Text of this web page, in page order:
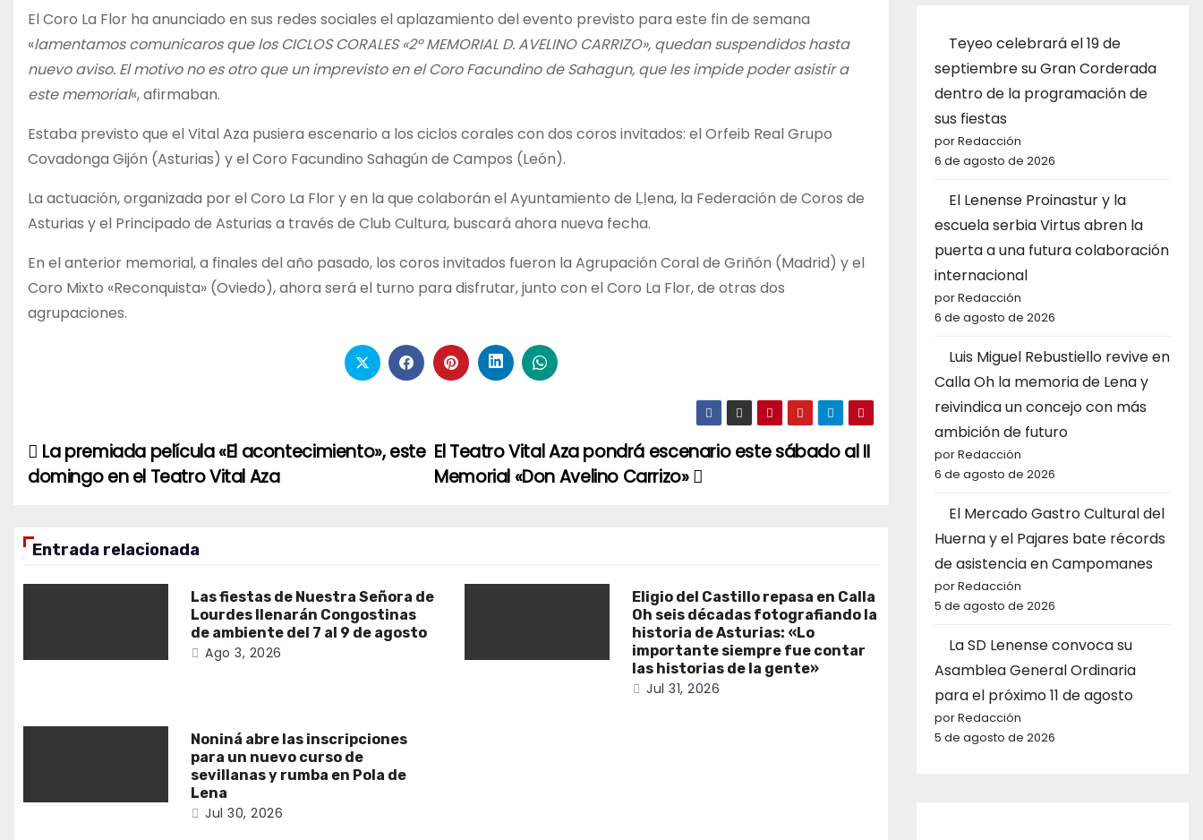
El Coro La Flor ha anunciado en sus redes sociales el aplazamiento del evento previsto para este fin de semana
«lamentamos comunicaros que los CICLOS CORALES «2º MEMORIAL D. AVELINO CARRIZO», quedan suspendidos hasta
nuevo aviso. El motivo no es otro que un imprevisto en el Coro Facundino de Sahagun, que les impide poder asistir a
este memorial«, afirmaban.
Estaba previsto que el Vital Aza pusiera escenario a los ciclos corales con dos coros invitados: el Orfeib Real Grupo
Covadonga Gijón (Asturias) y el Coro Facundino Sahagún de Campos (León).
La actuación, organizada por el Coro La Flor y en la que colaborán el Ayuntamiento de Ḷḷena, la Federación de Coros de
Asturias y el Principado de Asturias a través de Club Cultura, buscará ahora nueva fecha.
En el anterior memorial, a finales del año pasado, los coros invitados fueron la Agrupación Coral de Griñón (Madrid) y el
Coro Mixto «Reconquista» (Oviedo), ahora será el turno para disfrutar, junto con el Coro La Flor, de otras dos
agrupaciones.
Navegación
de
entradas
El Teatro Vital Aza pondrá escenario este sábado al II
Memorial «Don Avelino Carrizo»
La premiada película «El acontecimiento», este
domingo en el Teatro Vital Aza
Entrada relacionada
Las fiestas de Nuestra Señora de
Lourdes llenarán Congostinas
de ambiente del 7 al 9 de agosto
Ago 3, 2026
Eligio del Castillo repasa en Calla
Oh seis décadas fotografiando la
historia de Asturias: «Lo
importante siempre fue contar
las historias de la gente»
Jul 31, 2026
Noniná abre las inscripciones
para un nuevo curso de
sevillanas y rumba en Pola de
Lena
Jul 30, 2026
Teyeo celebrará el 19 de
septiembre su Gran Corderada
dentro de la programación de
sus fiestas
por Redacción
6 de agosto de 2026
El Lenense Proinastur y la
escuela serbia Virtus abren la
puerta a una futura colaboración
internacional
por Redacción
6 de agosto de 2026
Luis Miguel Rebustiello revive en
Calla Oh la memoria de Lena y
reivindica un concejo con más
ambición de futuro
por Redacción
6 de agosto de 2026
El Mercado Gastro Cultural del
Huerna y el Pajares bate récords
de asistencia en Campomanes
por Redacción
5 de agosto de 2026
La SD Lenense convoca su
Asamblea General Ordinaria
para el próximo 11 de agosto
por Redacción
5 de agosto de 2026